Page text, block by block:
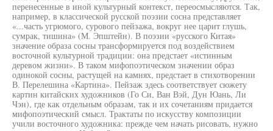
перенесенные в иной культурный контекст, переосмысляются. Так,
например, в классической русской поэзии сосна представляет
«...часть угрюмого, сурового пейзажа, вокруг нее царит глушь,
сумрак, тишина» (М. Эпштейн). В поэзии «русского Китая»
значение образа сосны трансформируется под воздействием
восточной культурной традиции: она предстает «истинным
деревом жизни». В таком мифопоэтическом значении образ
одинокой сосны, растущей на камнях, предстает в стихотворении
В. Перелешина «Картина». Пейзаж здесь соответствует сюжету
картин китайских художников (Го Си, Ван Вэй, Дун Юань, Ли
Чэн), где как отдельным образам, так и их сочетаниям придается
мифопоэтический смысл. Трактаты по искусству композиции
учили восточного художника: прежде чем начать рисовать, нужно